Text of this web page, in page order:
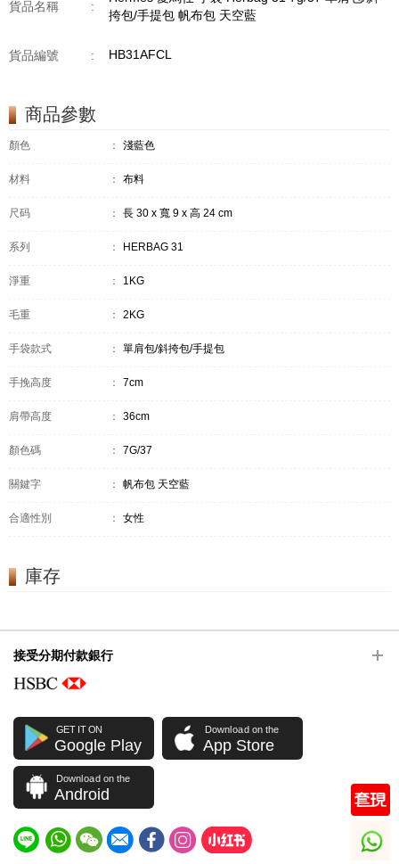
貨品名稱 :
挎包/手提包 帆布包 天空藍
貨品編號 : HB31AFCL
商品參數
顏色 ： 淺藍色
材料 ： 布料
尺码 ： 長 30 x 寬 9 x 高 24 cm
系列 ： HERBAG 31
淨重 ： 1KG
毛重 ： 2KG
手袋款式 ： 單肩包/斜挎包/手提包
手挽高度 ： 7cm
肩帶高度 ： 36cm
顏色碼 ： 7G/37
關鍵字 ： 帆布包 天空藍
合適性別 ： 女性
庫存
接受分期付款銀行
GET IT ON
Google Play
Download on the
App Store
Download on the
Android